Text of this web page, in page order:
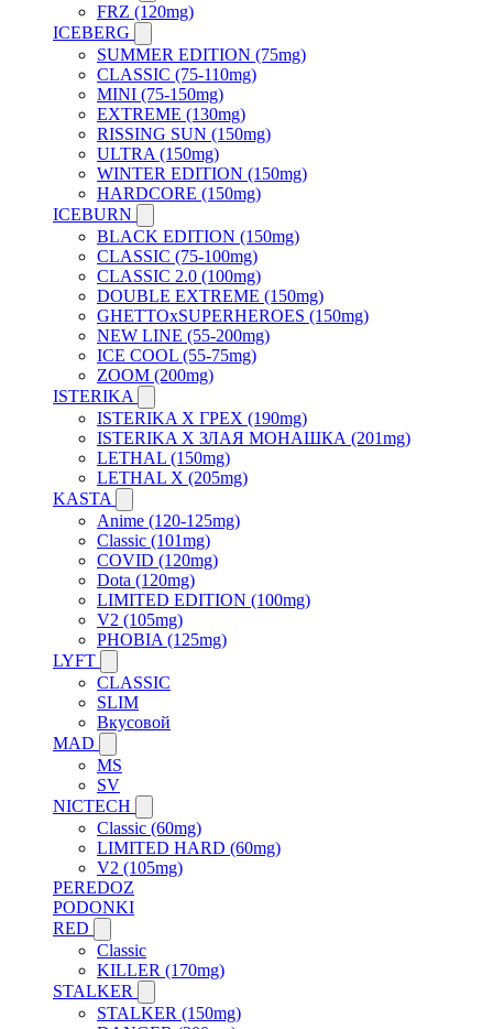
FRZ (120mg)
ICEBERG
SUMMER EDITION (75mg)
CLASSIC (75-110mg)
MINI (75-150mg)
EXTREME (130mg)
RISSING SUN (150mg)
ULTRA (150mg)
WINTER EDITION (150mg)
HARDCORE (150mg)
ICEBURN
BLACK EDITION (150mg)
CLASSIC (75-100mg)
CLASSIC 2.0 (100mg)
DOUBLE EXTREME (150mg)
GHETTOxSUPERHEROES (150mg)
NEW LINE (55-200mg)
ICE COOL (55-75mg)
ZOOM (200mg)
ISTERIKA
ISTERIKA X ГРЕХ (190mg)
ISTERIKA X ЗЛАЯ МОНАШКА (201mg)
LETHAL (150mg)
LETHAL X (205mg)
KASTA
Anime (120-125mg)
Classic (101mg)
COVID (120mg)
Dota (120mg)
LIMITED EDITION (100mg)
V2 (105mg)
PHOBIA (125mg)
LYFT
CLASSIC
SLIM
Вкусовой
MAD
MS
SV
NICTECH
Classic (60mg)
LIMITED HARD (60mg)
V2 (105mg)
PEREDOZ
PODONKI
RED
Classic
KILLER (170mg)
STALKER
STALKER (150mg)